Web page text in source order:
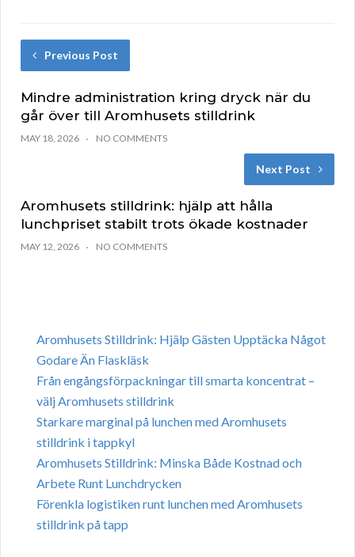
Previous Post
Mindre administration kring dryck när du
går över till Aromhusets stilldrink
MAY 18, 2026 NO COMMENTS
Next Post
Aromhusets stilldrink: hjälp att hålla
lunchpriset stabilt trots ökade kostnader
MAY 12, 2026 NO COMMENTS
Aromhusets Stilldrink: Hjälp Gästen Upptäcka Något
Godare Än Flaskläsk
Från engångsförpackningar till smarta koncentrat –
välj Aromhusets stilldrink
Starkare marginal på lunchen med Aromhusets
stilldrink i tappkyl
Aromhusets Stilldrink: Minska Både Kostnad och
Arbete Runt Lunchdrycken
Förenkla logistiken runt lunchen med Aromhusets
stilldrink på tapp